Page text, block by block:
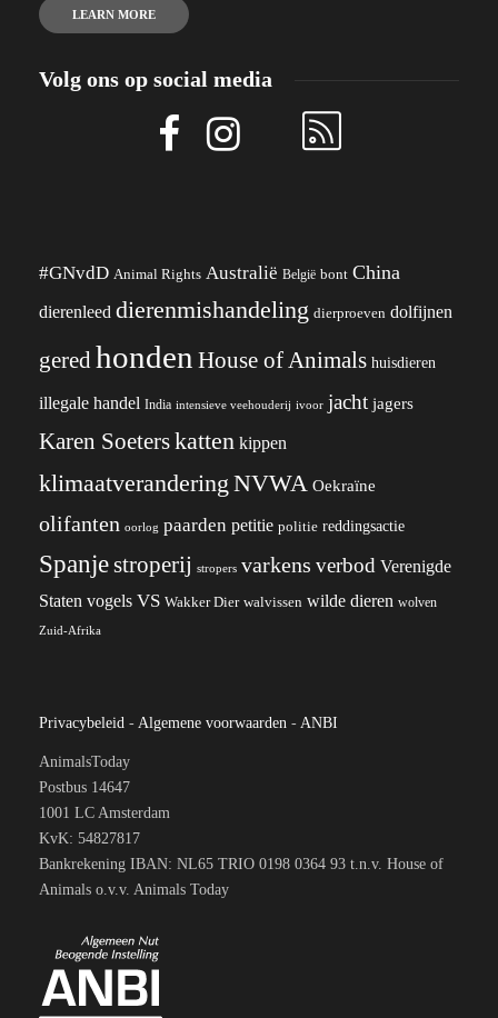
LEARN MORE
Volg ons op social media
#GNvdD Animal Rights Australië België bont China
dierenleed dierenmishandeling dierproeven dolfijnen
geredhonden House of Animals huisdieren
illegale handel India intensieve veehouderij ivoor jacht jagers
Karen Soeterskatten kippen
klimaatverandering NVWA Oekraïne
olifanten oorlog paarden petitie politie reddingsactie
Spanjestroperij stropers varkens verbod Verenigde
Staten vogels VS Wakker Dier walvissen wilde dieren wolven
Zuid-Afrika
Privacybeleid - Algemene voorwaarden - ANBI
AnimalsToday
Postbus 14647
1001 LC Amsterdam
KvK: 54827817
Bankrekening IBAN: NL65 TRIO 0198 0364 93 t.n.v. House of
Animals o.v.v. Animals Today